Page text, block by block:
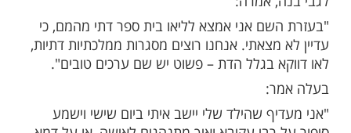
לעוקביה אושיית הרשת בר כהן, ששיתפה כי
בימי ספירת העומר משמיעת שירים ומוסיקה.
ותשובות שערכה נשאלה אם היא חוששת
ילדיה לאור העובדה כי בעלה עוד לא
בו היא נמצאת מבחינה דתית: